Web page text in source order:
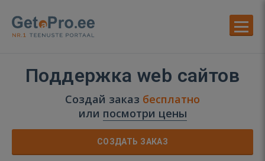
Поддержка web сайтов
Создай заказ бесплатно
или посмотри цены
СОЗДАТЬ ЗАКАЗ